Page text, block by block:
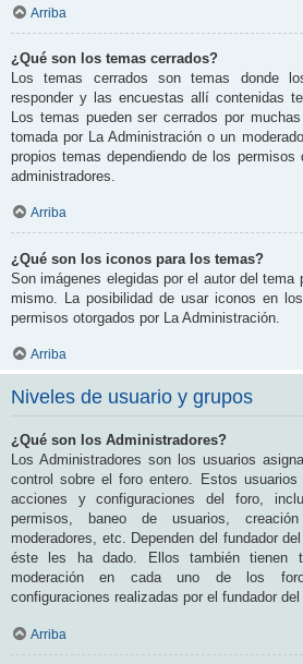
Arriba
¿Qué son los temas cerrados?
Los temas cerrados son temas donde
responder y las encuestas allí contenidas
Los temas pueden ser cerrados por
tomada por La Administración o un
propios temas dependiendo de los permisos
administradores.
Arriba
¿Qué son los iconos para los temas?
Son imágenes elegidas por el autor del tema
mismo. La posibilidad de usar iconos en
permisos otorgados por La Administración.
Arriba
Niveles de usuario y grupos
¿Qué son los Administradores?
Los Administradores son los usuarios
control sobre el foro entero. Estos usuarios
acciones y configuraciones del foro,
permisos, baneo de usuarios,
moderadores, etc. Dependen del fundador
éste les ha dado. Ellos también tienen
moderación en cada uno de los
configuraciones realizadas por el fundador del
Arriba